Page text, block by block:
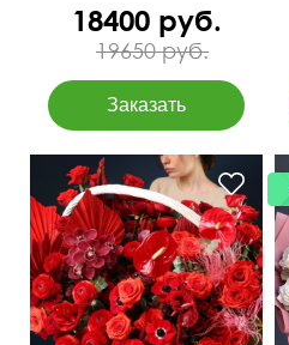
"Страстный вечер"
18400 руб.
19650 руб.
Экзотические растения в
корзине